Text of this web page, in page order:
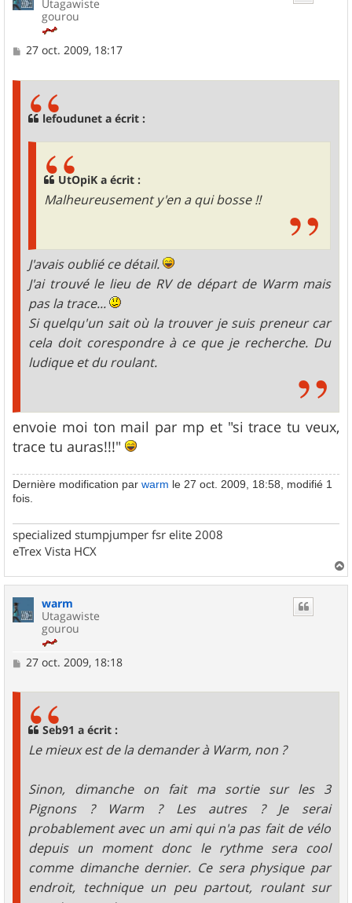
Utagawiste
gourou
M
27 oct. 2009, 18:17
lefoudunet a écrit :
UtOpiK a écrit :
Malheureusement y'en a qui bosse !!
J'avais oublié ce détail.
J'ai trouvé le lieu de RV de départ de Warm mais
pas la trace...
Si quelqu'un sait où la trouver je suis preneur car
cela doit corespondre à ce que je recherche. Du
ludique et du roulant.
envoie moi ton mail par mp et "si trace tu veux,
trace tu auras!!!"
Dernière modification par warm le 27 oct. 2009, 18:58, modifié 1
fois.
specialized stumpjumper fsr elite 2008
eTrex Vista HCX
a
warm
Utagawiste
gourou
M
27 oct. 2009, 18:18
Seb91 a écrit :
Le mieux est de la demander à Warm, non ?
Sinon, dimanche on fait ma sortie sur les 3
Pignons ? Warm ? Les autres ? Je serai
probablement avec un ami qui n'a pas fait de vélo
depuis un moment donc le rythme sera cool
comme dimanche dernier. Ce sera physique par
endroit, technique un peu partout, roulant sur